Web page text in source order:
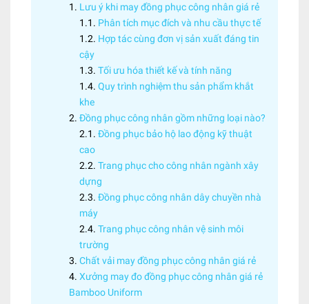
Lưu ý khi may đồng phục công nhân giá rẻ
Phân tích mục đích và nhu cầu thực tế
Hợp tác cùng đơn vị sản xuất đáng tin
cậy
Tối ưu hóa thiết kế và tính năng
Quy trình nghiệm thu sản phẩm khắt
khe
Đồng phục công nhân gồm những loại nào?
Đồng phục bảo hộ lao động kỹ thuật
cao
Trang phục cho công nhân ngành xây
dựng
Đồng phục công nhân dây chuyền nhà
máy
Trang phục công nhân vệ sinh môi
trường
Chất vải may đồng phục công nhân giá rẻ
Xưởng may đo đồng phục công nhân giá rẻ
Bamboo Uniform